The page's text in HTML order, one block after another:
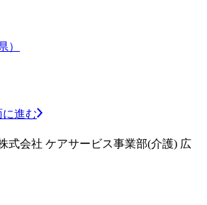
）
に進む
式会社 ケアサービス事業部(介護) 広